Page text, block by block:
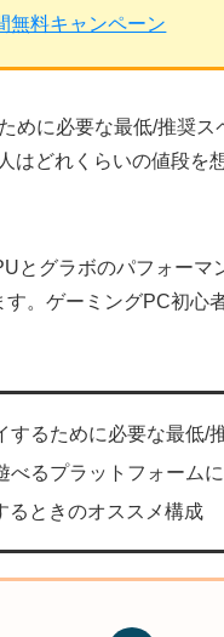
無料キャンペーン
めに必要な最低/推奨
はどれくらいの値段を
とグラボのパフォー
。ゲーミングPC初
するために必要な最低/
べるプラットフォーム
るときのオススメ構成